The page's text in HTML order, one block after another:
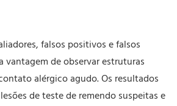
falsos positivos e falsos
de observar estruturas
alérgico agudo. Os resultados
de teste de remendo suspeitas e